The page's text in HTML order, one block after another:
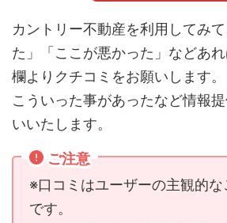
カントリー不動産を利用してみ
た」「ここが悪かった」などあ
欄よりクチコミをお願いします。
こういった事があったなど情報
いいたします。
ご注意
※口コミはユーザーの主観的
です。